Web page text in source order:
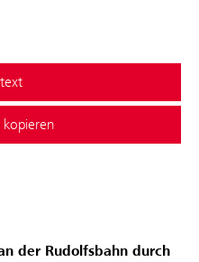
kopieren
der Rudolfsbahn durch